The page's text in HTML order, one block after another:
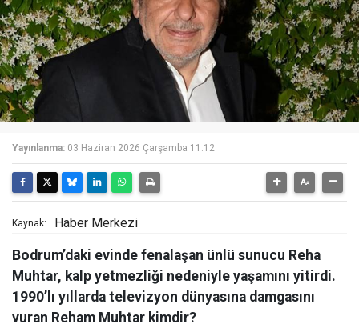
Yayınlanma: 03 Haziran 2026 Çarşamba 11:12
Kaynak: Haber Merkezi
Bodrum’daki evinde fenalaşan ünlü sunucu Reha
Muhtar, kalp yetmezliği nedeniyle yaşamını yitirdi.
1990’lı yıllarda televizyon dünyasına damgasını
vuran Reham Muhtar kimdir?